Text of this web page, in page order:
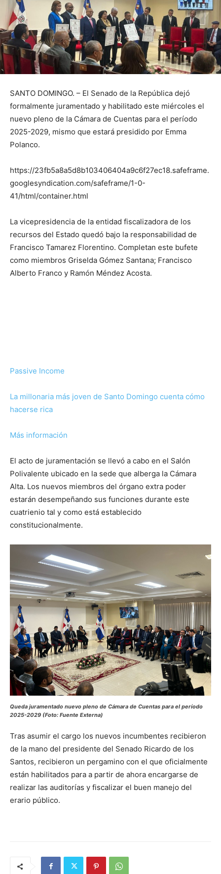
SANTO DOMINGO. – El Senado de la República dejó
formalmente juramentado y habilitado este miércoles el
nuevo pleno de la Cámara de Cuentas para el período
2025-2029, mismo que estará presidido por Emma
Polanco.
https://23fb5a8a5d8b103406404a9c6f27ec18.safeframe.
googlesyndication.com/safeframe/1-0-
41/html/container.html
La vicepresidencia de la entidad fiscalizadora de los
recursos del Estado quedó bajo la responsabilidad de
Francisco Tamarez Florentino. Completan este bufete
como miembros Griselda Gómez Santana; Francisco
Alberto Franco y Ramón Méndez Acosta.
Passive Income
La millonaria más joven de Santo Domingo cuenta cómo
hacerse rica
Más información
El acto de juramentación se llevó a cabo en el Salón
Polivalente ubicado en la sede que alberga la Cámara
Alta. Los nuevos miembros del órgano extra poder
estarán desempeñando sus funciones durante este
cuatrienio tal y como está establecido
constitucionalmente.
Queda juramentado nuevo pleno de Cámara de Cuentas para el período
2025-2029 (Foto: Fuente Externa)
Tras asumir el cargo los nuevos incumbentes recibieron
de la mano del presidente del Senado Ricardo de los
Santos, recibieron un pergamino con el que oficialmente
están habilitados para a partir de ahora encargarse de
realizar las auditorías y fiscalizar el buen manejo del
erario público.